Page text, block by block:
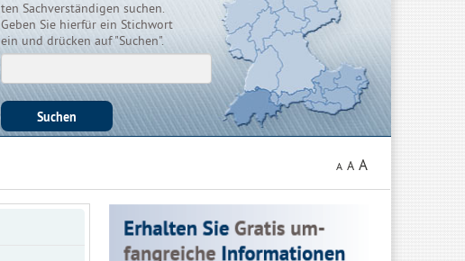
ten Sachverständigen suchen.
Geben Sie hierfür ein Stichwort
ein und drücken auf "Suchen".
A A A